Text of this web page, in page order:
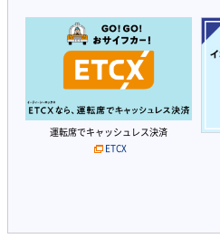
運転席でキャッシュレス決済
ETCX